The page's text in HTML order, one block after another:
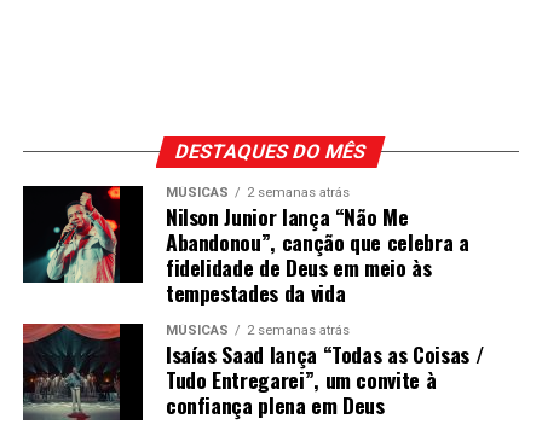
DESTAQUES DO MÊS
MÚSICAS 2 semanas atrás
Nilson Junior lança “Não Me
Abandonou”, canção que celebra a
fidelidade de Deus em meio às
tempestades da vida
MÚSICAS 2 semanas atrás
Isaías Saad lança “Todas as Coisas /
Tudo Entregarei”, um convite à
confiança plena em Deus